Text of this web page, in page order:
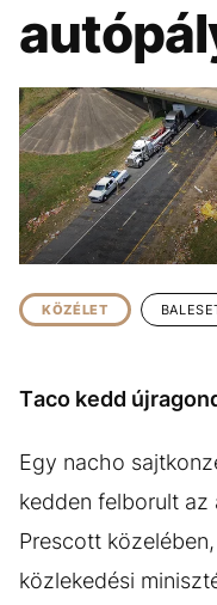
KÖZÉLET
ÉLETMÓD
BESZÉLGETÉSEK
VIDEÓ
GASZTRO
KÖZÉLET
Taco kedd
Egy nacho
kedden felborult az
Prescott
közlekedési